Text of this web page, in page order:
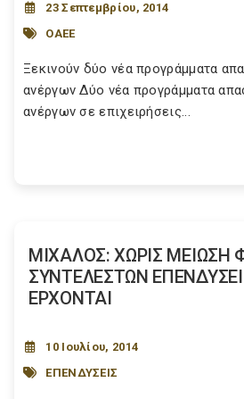
23 Σεπτεμβρίου, 2014
ΟΑΕΕ
Ξεκινούν δύο νέα προγράμματα
ανέργων Δύο νέα προγράμματα
ανέργων σε επιχειρήσεις...
ΜΙΧΑΛΟΣ: ΧΩΡΙΣ ΜΕΙΩΣΗ
ΣΥΝΤΕΛΕΣΤΩΝ
ΕΡΧΟΝΤΑΙ
10 Ιουλίου, 2014
ΕΠΕΝΔΥΣΕΙΣ